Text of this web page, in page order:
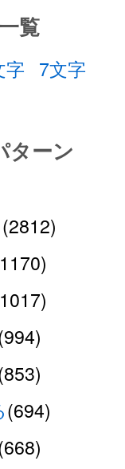
覧
字 7文字
ターン
(2812)
(694)